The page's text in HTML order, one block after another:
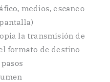
medios, escaneo
la transmisión de
formato de destino